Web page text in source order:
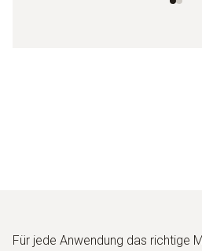
Für jede Anwendung das richtige